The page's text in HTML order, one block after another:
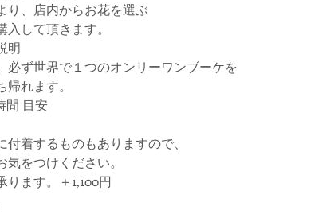
り、店内からお花を選ぶ
して頂きます。
明
必ず世界で１つのオンリーワンブーケを
れます。
間 目安
付着するものもありますので、
をつけください。
ります。＋1,100円